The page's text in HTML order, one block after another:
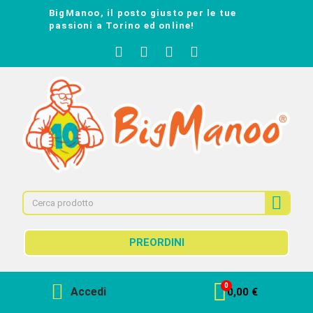
BigManoo, il posto giusto per le tue
passioni a Torino ed online!
PREORDINI
Accedi 0,00 €